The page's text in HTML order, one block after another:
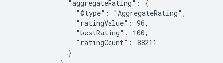
              "aggregateRating": {
                "@type": "AggregateRating",
                "ratingValue": 96,
                "bestRating": 100,
                "ratingCount": 88211
              }